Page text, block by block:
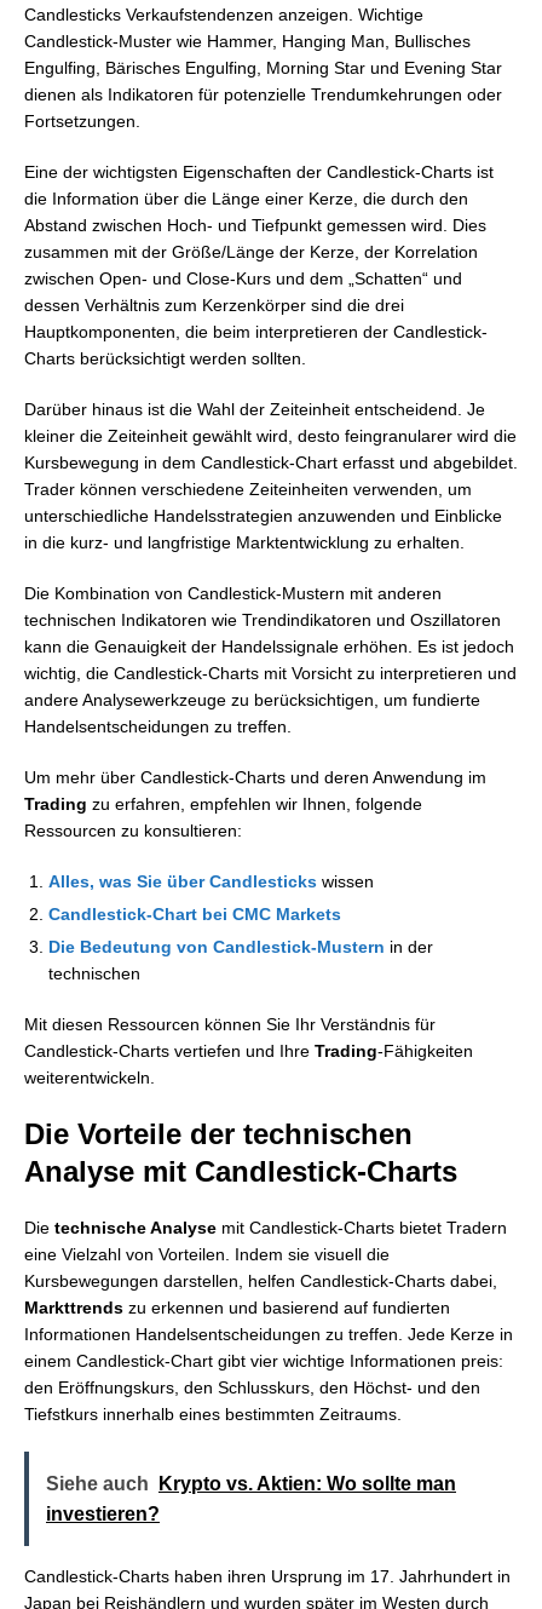
Candlesticks Verkaufstendenzen anzeigen. Wichtige
Candlestick-Muster wie Hammer, Hanging Man, Bullisches
Engulfing, Bärisches Engulfing, Morning Star und Evening Star
dienen als Indikatoren für potenzielle Trendumkehrungen oder
Fortsetzungen.
Eine der wichtigsten Eigenschaften der Candlestick-Charts ist
die Information über die Länge einer Kerze, die durch den
Abstand zwischen Hoch- und Tiefpunkt gemessen wird. Dies
zusammen mit der Größe/Länge der Kerze, der Korrelation
zwischen Open- und Close-Kurs und dem „Schatten“ und
dessen Verhältnis zum Kerzenkörper sind die drei
Hauptkomponenten, die beim interpretieren der Candlestick-
Charts berücksichtigt werden sollten.
Darüber hinaus ist die Wahl der Zeiteinheit entscheidend. Je
kleiner die Zeiteinheit gewählt wird, desto feingranularer wird die
Kursbewegung in dem Candlestick-Chart erfasst und abgebildet.
Trader können verschiedene Zeiteinheiten verwenden, um
unterschiedliche Handelsstrategien anzuwenden und Einblicke
in die kurz- und langfristige Marktentwicklung zu erhalten.
Die Kombination von Candlestick-Mustern mit anderen
technischen Indikatoren wie Trendindikatoren und Oszillatoren
kann die Genauigkeit der Handelssignale erhöhen. Es ist jedoch
wichtig, die Candlestick-Charts mit Vorsicht zu interpretieren und
andere Analysewerkzeuge zu berücksichtigen, um fundierte
Handelsentscheidungen zu treffen.
Um mehr über Candlestick-Charts und deren Anwendung im
Trading zu erfahren, empfehlen wir Ihnen, folgende
Ressourcen zu konsultieren:
Alles, was Sie über Candlesticks wissen
Candlestick-Chart bei CMC Markets
Die Bedeutung von Candlestick-Mustern in der
technischen
Mit diesen Ressourcen können Sie Ihr Verständnis für
Candlestick-Charts vertiefen und Ihre Trading-Fähigkeiten
weiterentwickeln.
Die Vorteile der technischen
Analyse mit Candlestick-Charts
Die technische Analyse mit Candlestick-Charts bietet Tradern
eine Vielzahl von Vorteilen. Indem sie visuell die
Kursbewegungen darstellen, helfen Candlestick-Charts dabei,
Markttrends zu erkennen und basierend auf fundierten
Informationen Handelsentscheidungen zu treffen. Jede Kerze in
einem Candlestick-Chart gibt vier wichtige Informationen preis:
den Eröffnungskurs, den Schlusskurs, den Höchst- und den
Tiefstkurs innerhalb eines bestimmten Zeitraums.
Siehe auch
Krypto vs. Aktien: Wo sollte man
investieren?
Candlestick-Charts haben ihren Ursprung im 17. Jahrhundert in
Japan bei Reishändlern und wurden später im Westen durch